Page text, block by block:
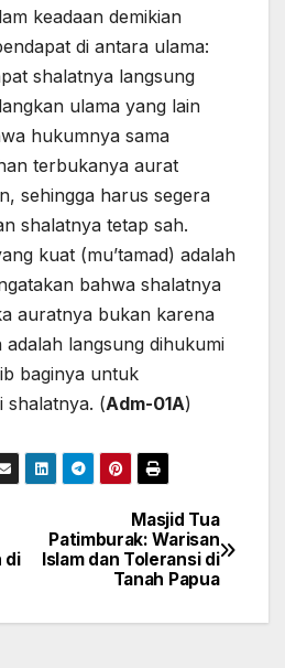
keadaan demikian
di antara ulama:
shalatnya langsung
ulama yang lain
hukumnya sama
terbukanya aurat
sehingga harus segera
shalatnya tetap sah.
kuat (mu’tamad) adalah
bahwa shalatnya
auratnya bukan karena
langsung dihukumi
baginya untuk
shalatnya. (Adm-01A)
Masjid Tua
Patimburak: Warisan
Islam dan Toleransi di
Tanah Papua
di